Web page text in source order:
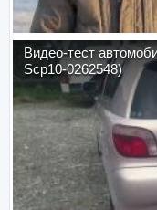
Видео-тест
Scp10-0262548)